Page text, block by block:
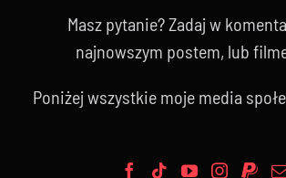
Masz pytanie? Zadaj w
najnowszym postem, lub
Poniżej wszystkie moje media